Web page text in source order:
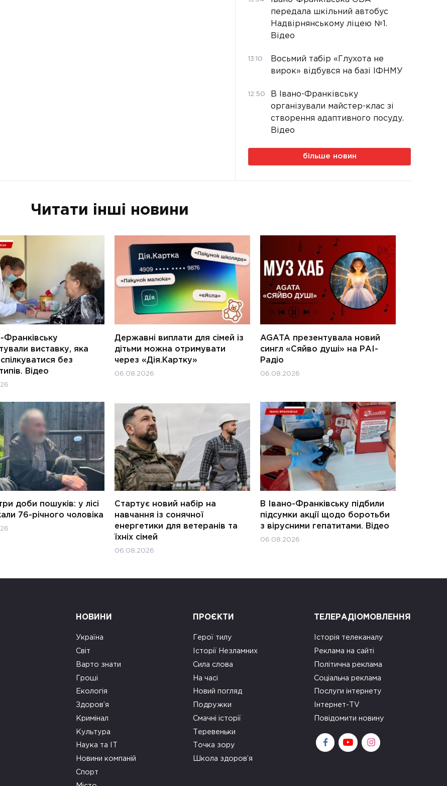
передала шкільний автобус
Надвірнянському ліцею №1.
Відео
13:10
Восьмий табір «Глухота не
вирок» відбувся на базі ІФНМУ
12:50
В Івано-Франківську
організували майстер-клас зі
створення адаптивного посуду.
Відео
більше новин
Читати інші новини
Франківську
виставку, яка
без
Відео
Державні виплати для сімей із
дітьми можна отримувати
через «Дія.Картку»
06.08.2026
AGATA презентувала новий
сингл «Сяйво душі» на РАІ-
Радіо
06.08.2026
доби пошуків: у лісі
76-річного чоловіка
Стартує новий набір на
навчання із сонячної
енергетики для ветеранів та
їхніх сімей
06.08.2026
В Івано-Франківську підбили
підсумки акції щодо боротьби
з вірусними гепатитами. Відео
06.08.2026
НОВИНИ
Україна
Світ
Варто знати
Гроші
Екологія
Здоров’я
Кримінал
Культура
Наука та ІТ
Новини компаній
Спорт
ПРОЄКТИ
Герої тилу
Історії Незламних
Сила слова
На часі
Новий погляд
Подружки
Смачні історії
Теревеньки
Точка зору
Школа здоров’я
ТЕЛЕРАДІОМОВЛЕННЯ
Історія телеканалу
Реклама на сайті
Політична реклама
Соціальна реклама
Послуги інтернету
Інтернет-TV
Повідомити новину